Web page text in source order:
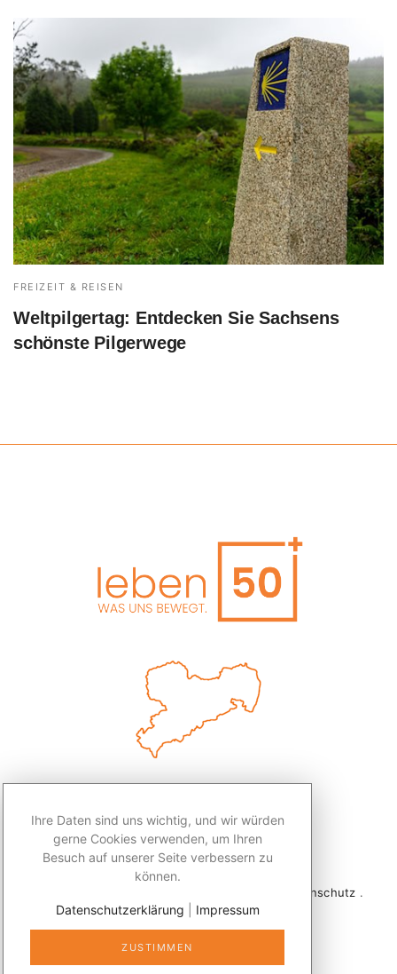
FREIZEIT & REISEN
Weltpilgertag: Entdecken Sie Sachsens
schönste Pilgerwege
Datenschutz .
Kontakt
Ihre Daten sind uns wichtig, und wir würden
gerne Cookies verwenden, um Ihren
Besuch auf unserer Seite verbessern zu
können.
Datenschutzerklärung Impressum
ZUSTIMMEN